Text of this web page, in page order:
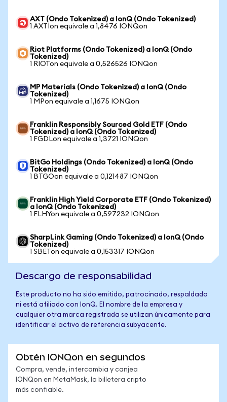
AXT (Ondo Tokenized) a IonQ (Ondo Tokenized)
1 AXTIon equivale a 1,8476 IONQon
Riot Platforms (Ondo Tokenized) a IonQ (Ondo
Tokenized)
1 RIOTon equivale a 0,526526 IONQon
MP Materials (Ondo Tokenized) a IonQ (Ondo
Tokenized)
1 MPon equivale a 1,1675 IONQon
Franklin Responsibly Sourced Gold ETF (Ondo
Tokenized) a IonQ (Ondo Tokenized)
1 FGDLon equivale a 1,3721 IONQon
BitGo Holdings (Ondo Tokenized) a IonQ (Ondo
Tokenized)
1 BTGOon equivale a 0,121487 IONQon
Franklin High Yield Corporate ETF (Ondo Tokenized)
a IonQ (Ondo Tokenized)
1 FLHYon equivale a 0,597232 IONQon
SharpLink Gaming (Ondo Tokenized) a IonQ (Ondo
Tokenized)
1 SBETon equivale a 0,153317 IONQon
Descargo de responsabilidad
Este producto no ha sido emitido, patrocinado, respaldado
ni está afiliado con IonQ. El nombre de la empresa y
cualquier otra marca registrada se utilizan únicamente para
identificar el activo de referencia subyacente.
Obtén IONQon en segundos
Compra, vende, intercambia y canjea
IONQon en MetaMask, la billetera cripto
más confiable.